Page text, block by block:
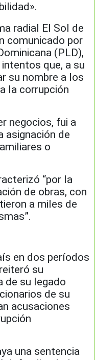
radial El Sol de
comunicado por
(PLD),
que, a su
su nombre a los
la corrupción
negocios, fui a
asignación de
o
“por la
de obras, con
a miles de
en dos períodos
su
de su legado
de su
acusaciones
una sentencia